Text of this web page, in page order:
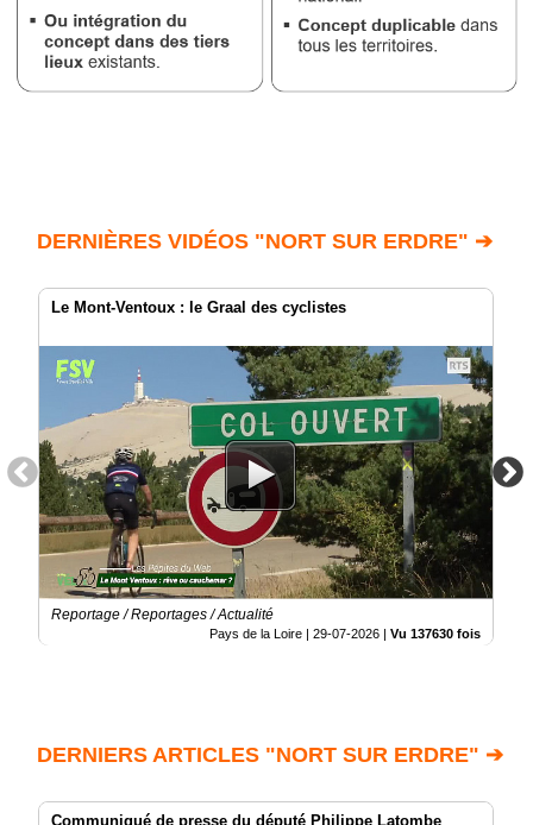
DERNIÈRES VIDÉOS "NORT SUR ERDRE" ➔
Le Mont-Ventoux : le Graal des cyclistes
Reportage / Reportages / Actualité
Pays de la Loire | 29-07-2026 | Vu 137630 fois
DERNIERS ARTICLES "NORT SUR ERDRE" ➔
Communiqué de presse du député Philippe Latombe